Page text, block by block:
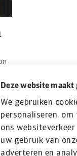
Deze website
We gebruiken
personaliseren,
ons
uw gebruik van
adverteren en